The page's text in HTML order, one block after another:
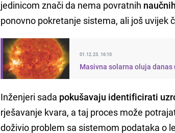
jedinicom znači da nema povratnih
ponovno pokretanje sistema, ali još uvijek
01.12.23. 16:10
Masivna solarna oluja
Inženjeri sada pokušavaju identificirati
rješavanje kvara, a taj proces može
doživio problem sa sistemom podataka o